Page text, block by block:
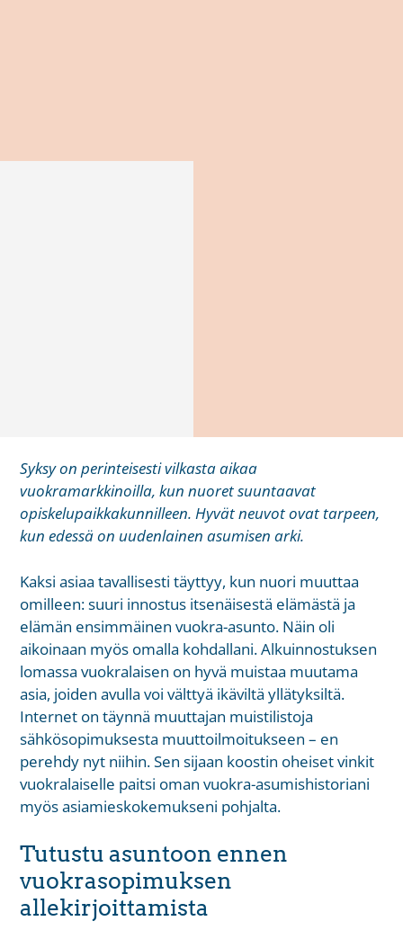
Syksy on perinteisesti vilkasta aikaa
vuokramarkkinoilla, kun nuoret suuntaavat
opiskelupaikkakunnilleen. Hyvät neuvot ovat tarpeen,
kun edessä on uudenlainen asumisen arki.
Kaksi asiaa tavallisesti täyttyy, kun nuori muuttaa
omilleen: suuri innostus itsenäisestä elämästä ja
elämän ensimmäinen vuokra-asunto. Näin oli
aikoinaan myös omalla kohdallani. Alkuinnostuksen
lomassa vuokralaisen on hyvä muistaa muutama
asia, joiden avulla voi välttyä ikäviltä yllätyksiltä.
Internet on täynnä muuttajan muistilistoja
sähkösopimuksesta muuttoilmoitukseen – en
perehdy nyt niihin. Sen sijaan koostin oheiset vinkit
vuokralaiselle paitsi oman vuokra-asumishistoriani
myös asiamieskokemukseni pohjalta.
Tutustu asuntoon ennen
vuokrasopimuksen
allekirjoittamista